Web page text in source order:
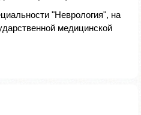
"Неврология", на
медицинской